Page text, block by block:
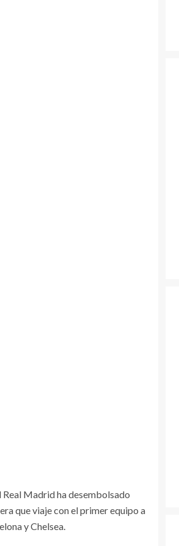
Real Madrid ha desembolsado
que viaje con el primer equipo a
y Chelsea.